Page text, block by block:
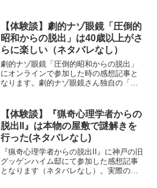
ることになるので、観光との組み合わせ
がお勧めです。
【体験談】劇的ナゾ眼鏡「圧倒的
昭和からの脱出」は40歳以上がさ
らに楽しい（ネタバレなし）
劇的ナゾ眼鏡「圧倒的昭和からの脱出」
にオンラインで参加した時の感想記事と
なります。劇的ナゾ眼鏡さん独自の「自
ります。雰囲気を知りたい方にお勧めの
記事です。
【体験談】『​猟奇心理学者からの
脱出II』は本物の屋敷で謎解きを
行った(ネタバレなし)
『​猟奇心理学者からの脱出II』に神戸の旧
グッゲンハイム邸にて参加した感想記事
となります（ネタバレなし）。実際の名